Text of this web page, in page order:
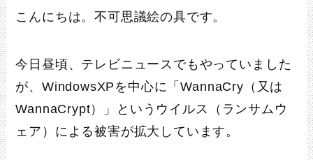
こんにちは。不可思議絵の具です。
今日昼頃、テレビニュースでもやっていました
が、WindowsXPを中心に「WannaCry（又は
WannaCrypt）」というウイルス（ランサムウ
ェア）による被害が拡大しています。